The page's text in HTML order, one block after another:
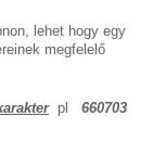
lehet hogy egy
megfelelő
pl 660703